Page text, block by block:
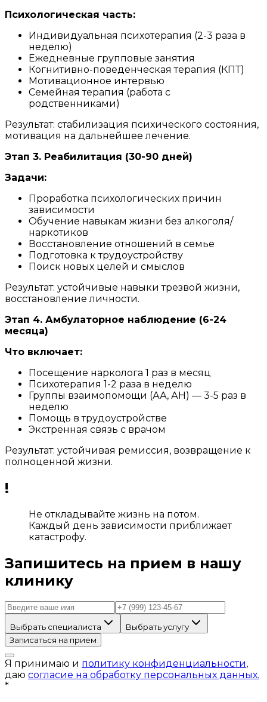
Психологическая часть:
Индивидуальная психотерапия (2-3 раза в
неделю)
Ежедневные групповые занятия
Когнитивно-поведенческая терапия (КПТ)
Мотивационное интервью
Семейная терапия (работа с
родственниками)
Результат: стабилизация психического состояния,
мотивация на дальнейшее лечение.
Этап 3. Реабилитация (30-90 дней)
Задачи:
Проработка психологических причин
зависимости
Обучение навыкам жизни без алкоголя/
наркотиков
Восстановление отношений в семье
Подготовка к трудоустройству
Поиск новых целей и смыслов
Результат: устойчивые навыки трезвой жизни,
восстановление личности.
Этап 4. Амбулаторное наблюдение (6-24
месяца)
Что включает:
Посещение нарколога 1 раз в месяц
Психотерапия 1-2 раза в неделю
Группы взаимопомощи (АА, АН) — 3-5 раз в
неделю
Помощь в трудоустройстве
Экстренная связь с врачом
Результат: устойчивая ремиссия, возвращение к
полноценной жизни.
!
Не откладывайте жизнь на потом.
Каждый день зависимости приближает
катастрофу.
Запишитесь на прием в нашу
клинику
Выбрать специалиста
Выбрать услугу
Записаться на прием
Я принимаю и политику конфиденциальности,
даю согласие на обработку персональных данных.
*